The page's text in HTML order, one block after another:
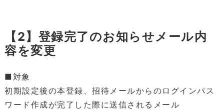
【2】登録完了のお知らせメール内
容を変更
■対象
初期設定後の本登録、招待メールからのログインパス
ワード作成が完了した際に送信されるメール